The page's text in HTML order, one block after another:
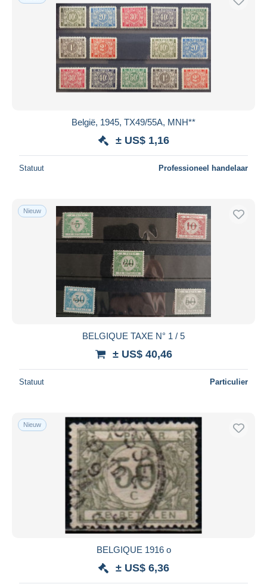
België, 1945, TX49/55A, MNH**
± US$ 1,16
Statuut Professioneel handelaar
Nieuw
BELGIQUE TAXE N° 1 / 5
± US$ 40,46
Statuut Particulier
Nieuw
BELGIQUE 1916 o
± US$ 6,36